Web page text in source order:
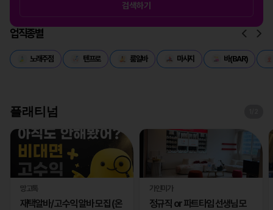
검색하기
업직종별
노래주점 텐프로 룸알바 마사지 바(BAR)
플래티넘
망고톡
재택알바/ 고수익 알바 모집 (온
가인미가
정규직 or 파트타임 선생님 모